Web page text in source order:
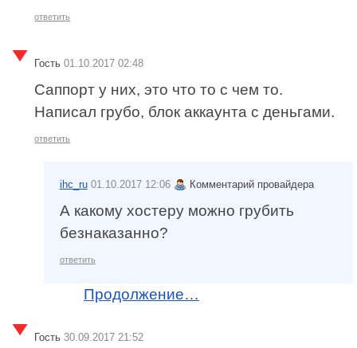
ответить
Гость 01.10.2017 02:48
Саппорт у них, это что то с чем то.
Написал грубо, блок аккаунта с деньгами.
ответить
ihc_ru 01.10.2017 12:06 Комментарий провайдера
А какому хостеру можно грубить
безнаказанно?
ответить
Продолжение…
Гость 30.09.2017 21:52